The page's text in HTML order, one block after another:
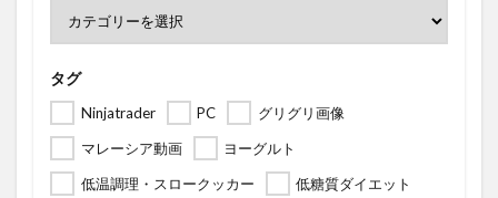
タグ
Ninjatrader PC
グリグリ画像
マレーシア動画
ヨーグルト
低温調理・スロークッカー
低糖質ダイエット